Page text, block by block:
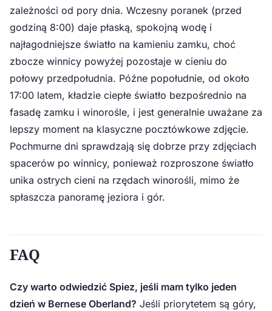
zależności od pory dnia. Wczesny poranek (przed
godziną 8:00) daje płaską, spokojną wodę i
najłagodniejsze światło na kamieniu zamku, choć
zbocze winnicy powyżej pozostaje w cieniu do
połowy przedpołudnia. Późne popołudnie, od około
17:00 latem, kładzie ciepłe światło bezpośrednio na
fasadę zamku i winorośle, i jest generalnie uważane za
lepszy moment na klasyczne pocztówkowe zdjęcie.
Pochmurne dni sprawdzają się dobrze przy zdjęciach
spacerów po winnicy, ponieważ rozproszone światło
unika ostrych cieni na rzędach winorośli, mimo że
spłaszcza panoramę jeziora i gór.
FAQ
Czy warto odwiedzić Spiez, jeśli mam tylko jeden
dzień w Bernese Oberland? Jeśli priorytetem są góry,